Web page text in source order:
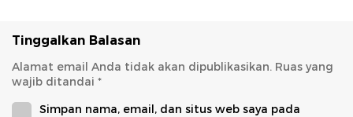
Tinggalkan Balasan
Alamat email Anda tidak akan dipublikasikan. Ruas yang
wajib ditandai *
Simpan nama, email, dan situs web saya pada